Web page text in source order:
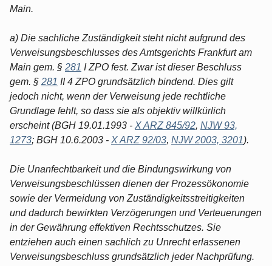
Main.
a) Die sachliche Zuständigkeit steht nicht aufgrund des
Verweisungsbeschlusses des Amtsgerichts Frankfurt am
Main gem. § 281 I ZPO fest. Zwar ist dieser Beschluss
gem. § 281 II 4 ZPO grundsätzlich bindend. Dies gilt
jedoch nicht, wenn der Verweisung jede rechtliche
Grundlage fehlt, so dass sie als objektiv willkürlich
erscheint (BGH 19.01.1993 - X ARZ 845/92, NJW 93,
1273; BGH 10.6.2003 - X ARZ 92/03, NJW 2003, 3201).
Die Unanfechtbarkeit und die Bindungswirkung von
Verweisungsbeschlüssen dienen der Prozessökonomie
sowie der Vermeidung von Zuständigkeitsstreitigkeiten
und dadurch bewirkten Verzögerungen und Verteuerungen
in der Gewährung effektiven Rechtsschutzes. Sie
entziehen auch einen sachlich zu Unrecht erlassenen
Verweisungsbeschluss grundsätzlich jeder Nachprüfung.